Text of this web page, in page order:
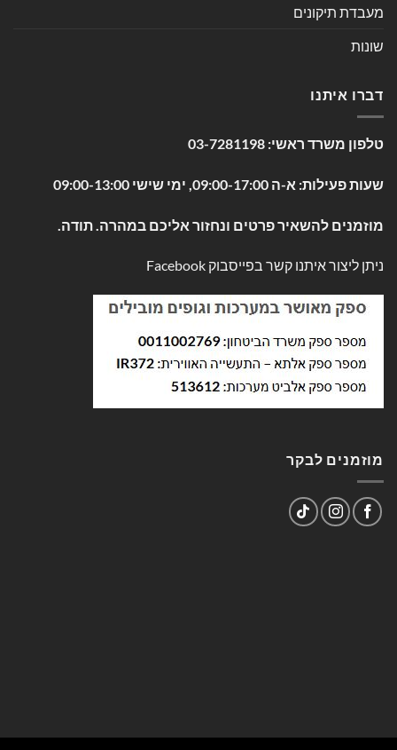
מעבדת תיקונים
שונות
דברו איתנו
טלפון משרד ראשי: 03-7281198
שעות פעילות: א-ה 09:00-17:00, ימי שישי 09:00-13:00
מוזמנים להשאיר פרטים ונחזור אליכם במהרה. תודה.
ניתן ליצור איתנו קשר בפייסבוק Facebook
מוזמנים לבקר